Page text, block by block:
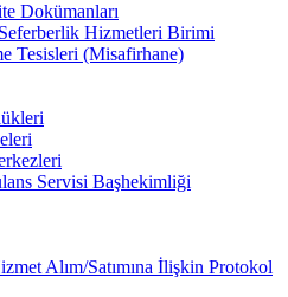
Dokümanları
Hizmetleri Birimi
Tesisleri (Misafirhane)
Servisi Başhekimliği
Alım/Satımına İlişkin Protokol